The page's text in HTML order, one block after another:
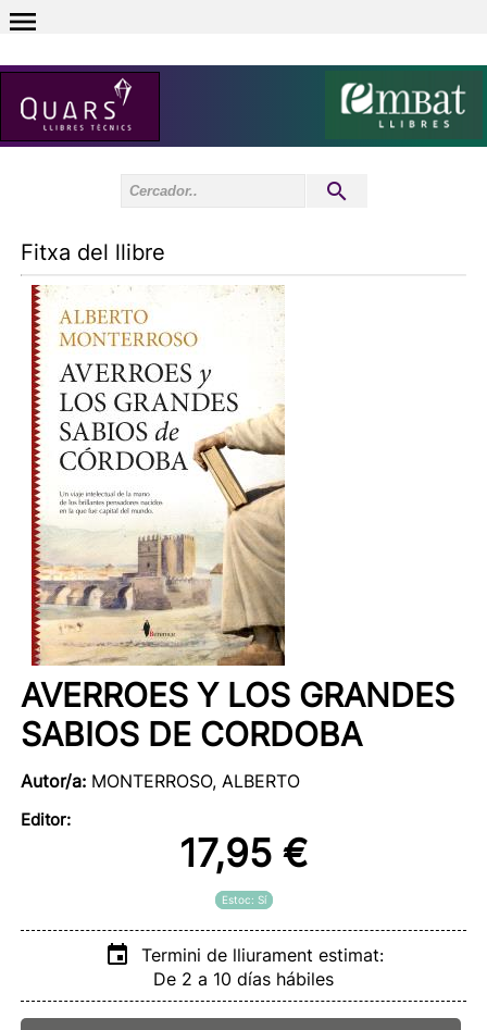
Inici sessió 0
Fitxa del llibre
AVERROES Y LOS GRANDES
SABIOS DE CORDOBA
Autor/a: MONTERROSO, ALBERTO
Editor:
17,95 €
Estoc: Sí
Termini de lliurament estimat:
De 2 a 10 días hábiles